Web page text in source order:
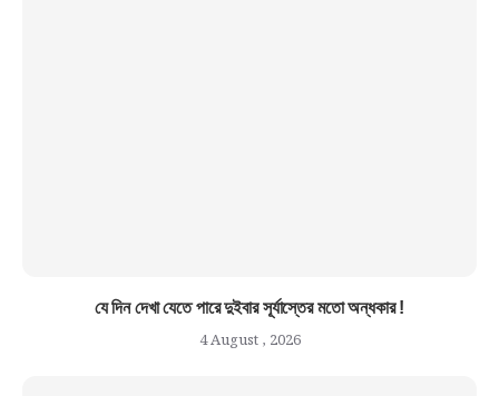
যে দিন দেখা যেতে পারে দুইবার সূর্যাস্তের মতো অন্ধকার !
4 August , 2026